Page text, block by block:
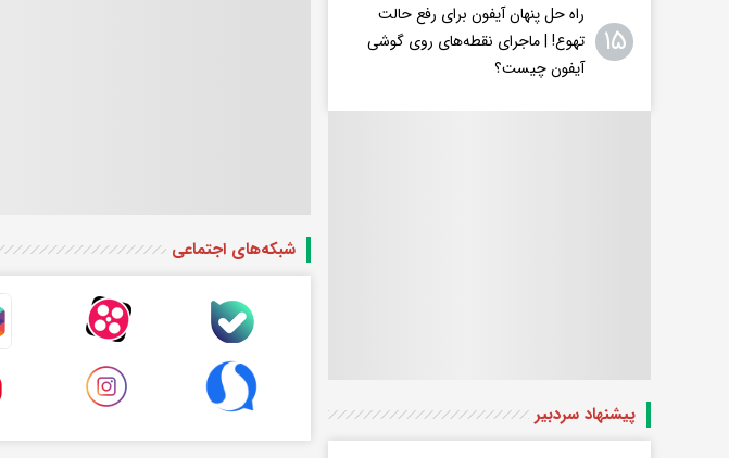
شبکه‌های اجتماعی
۱۵
راه حل پنهان آیفون برای رفع حالت
تهوع! | ماجرای نقطه‌های روی گوشی
آیفون چیست؟
پیشنهاد سردبیر